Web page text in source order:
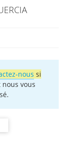
nous si
nous vous